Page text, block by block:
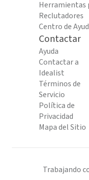
Herramientas
Reclutadores
Centro de
Contactar
Ayuda
Contactar a
Idealist
Términos de
Servicio
Política de
Privacidad
Mapa del Sitio
Trabajando